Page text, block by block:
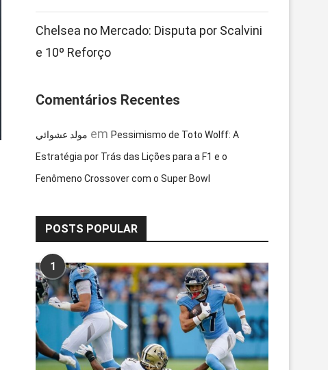
Chelsea no Mercado: Disputa por Scalvini
e 10º Reforço
Comentários Recentes
مولد عشوائي em Pessimismo de Toto Wolff: A
Estratégia por Trás das Lições para a F1 e o
Fenômeno Crossover com o Super Bowl
POSTS POPULAR
1